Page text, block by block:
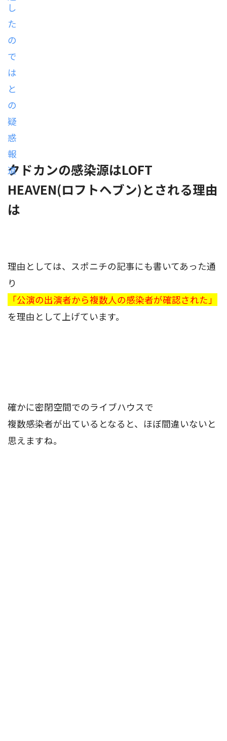
クドカンの感染源はLOFT
HEAVEN(ロフトヘブン)とされる理由
は
理由としては、スポニチの記事にも書いてあった通
り
「公演の出演者から複数人の感染者が確認された」
を理由として上げています。
確かに密閉空間でのライブハウスで
複数感染者が出ているとなると、ほぼ間違いないと
思えますね。